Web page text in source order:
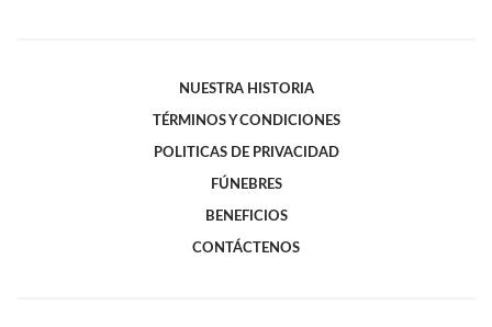
NUESTRA HISTORIA
TÉRMINOS Y CONDICIONES
POLITICAS DE PRIVACIDAD
FÚNEBRES
BENEFICIOS
CONTÁCTENOS